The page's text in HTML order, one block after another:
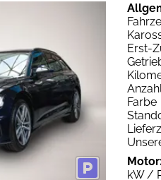
Erst-
Farbe
Motor:
kW /